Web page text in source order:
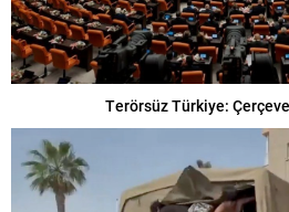
Terörsüz Türkiye: Çerçeve